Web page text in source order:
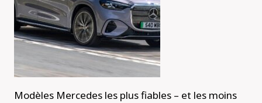
Modèles Mercedes les plus fiables – et les moins